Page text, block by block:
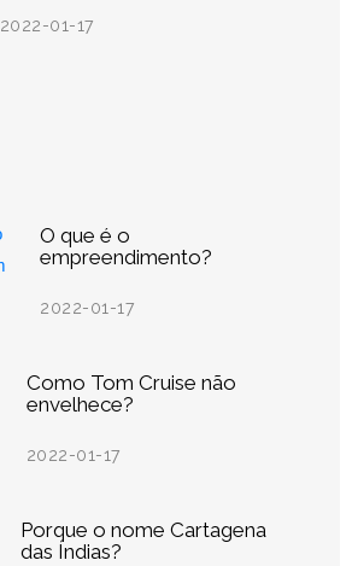
2022-01-17
O que é o
empreendimento?
2022-01-17
Como Tom Cruise não
envelhece?
2022-01-17
Porque o nome Cartagena
das Índias?